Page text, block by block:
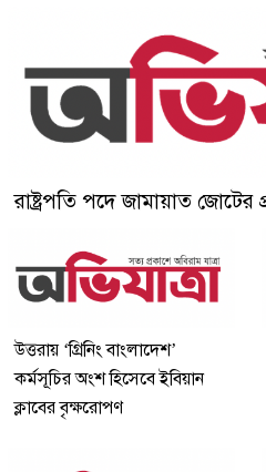
রাষ্ট্রপতি পদে জামায়াত জোটের
উত্তরায় ‘গ্রিনিং বাংলাদেশ’
কর্মসূচির অংশ হিসেবে ইবিয়ান
ক্লাবের বৃক্ষরোপণ